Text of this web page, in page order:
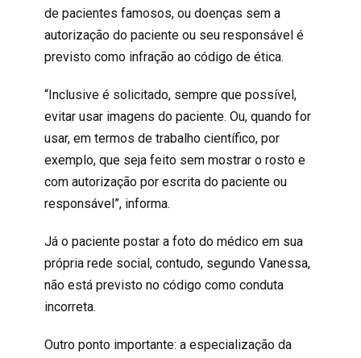
de pacientes famosos, ou doenças sem a
autorização do paciente ou seu responsável é
previsto como infração ao código de ética.
“Inclusive é solicitado, sempre que possível,
evitar usar imagens do paciente. Ou, quando for
usar, em termos de trabalho científico, por
exemplo, que seja feito sem mostrar o rosto e
com autorização por escrita do paciente ou
responsável”, informa.
Já o paciente postar a foto do médico em sua
própria rede social, contudo, segundo Vanessa,
não está previsto no código como conduta
incorreta.
Outro ponto importante: a especialização da